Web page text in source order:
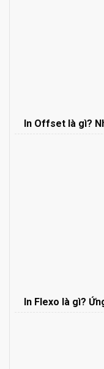
In Offset là gì?
In Flexo là gì?